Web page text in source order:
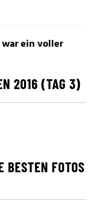
ein voller
2016 (TAG 3)
FOTOS